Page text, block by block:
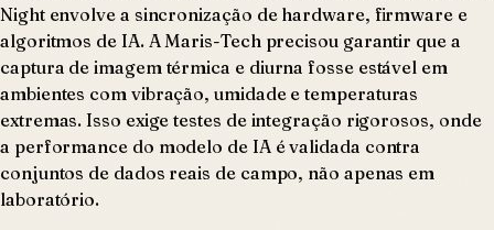
Night envolve a sincronização de hardware, firmware e
algoritmos de IA. A Maris-Tech precisou garantir que a
captura de imagem térmica e diurna fosse estável em
ambientes com vibração, umidade e temperaturas
extremas. Isso exige testes de integração rigorosos, onde
a performance do modelo de IA é validada contra
conjuntos de dados reais de campo, não apenas em
laboratório.